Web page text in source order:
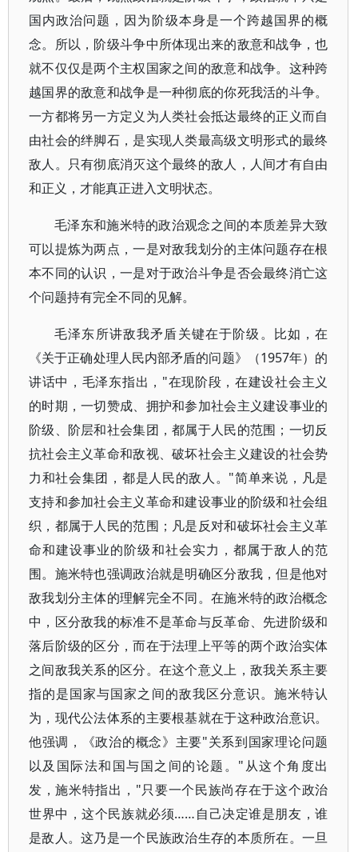
国内政治问题，因为阶级本身是一个跨越国界的概
念。所以，阶级斗争中所体现出来的敌意和战争，也
就不仅仅是两个主权国家之间的敌意和战争。这种跨
越国界的敌意和战争是一种彻底的你死我活的斗争。
一方都将另一方定义为人类社会抵达最终的正义而自
由社会的绊脚石，是实现人类最高级文明形式的最终
敌人。只有彻底消灭这个最终的敌人，人间才有自由
和正义，才能真正进入文明状态。
毛泽东和施米特的政治观念之间的本质差异大致
可以提炼为两点，一是对敌我划分的主体问题存在根
本不同的认识，一是对于政治斗争是否会最终消亡这
个问题持有完全不同的见解。
毛泽东所讲敌我矛盾关键在于阶级。比如，在
《关于正确处理人民内部矛盾的问题》（1957年）的
讲话中，毛泽东指出，"在现阶段，在建设社会主义
的时期，一切赞成、拥护和参加社会主义建设事业的
阶级、阶层和社会集团，都属于人民的范围；一切反
抗社会主义革命和敌视、破坏社会主义建设的社会势
力和社会集团，都是人民的敌人。"简单来说，凡是
支持和参加社会主义革命和建设事业的阶级和社会组
织，都属于人民的范围；凡是反对和破坏社会主义革
命和建设事业的阶级和社会实力，都属于敌人的范
围。施米特也强调政治就是明确区分敌我，但是他对
敌我划分主体的理解完全不同。在施米特的政治概念
中，区分敌我的标准不是革命与反革命、先进阶级和
落后阶级的区分，而在于法理上平等的两个政治实体
之间敌我关系的区分。在这个意义上，敌我关系主要
指的是国家与国家之间的敌我区分意识。施米特认
为，现代公法体系的主要根基就在于这种政治意识。
他强调，《政治的概念》主要"关系到国家理论问题
以及国际法和国与国之间的论题。"从这个角度出
发，施米特指出，"只要一个民族尚存在于这个政治
世界中，这个民族就必须……自己决定谁是朋友，谁
是敌人。这乃是一个民族政治生存的本质所在。一旦